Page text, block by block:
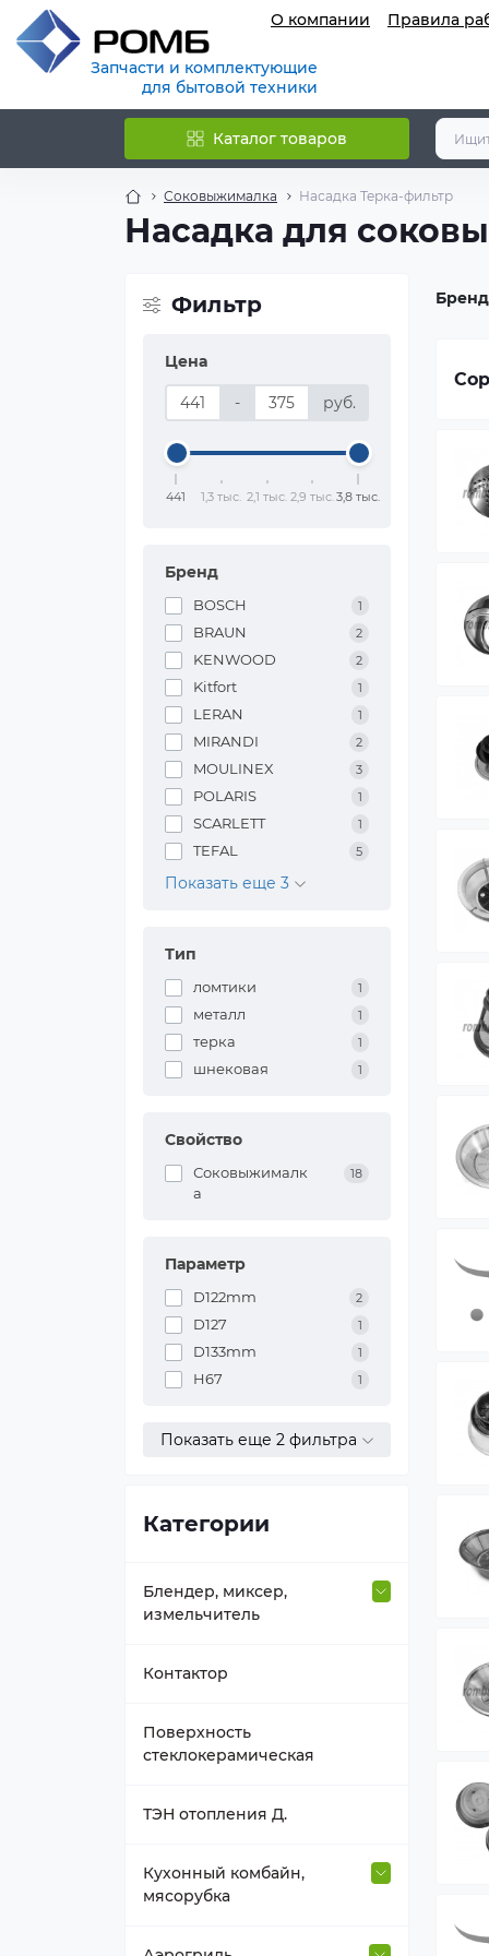
Запчасти и комплектующие
для бытовой техники
О компании Правила
Каталог товаров
Соковыжималка Насадка Терка-фильтр
Насадка для
Фильтр
Цена
- руб.
441 1,3 тыс. 2,1 тыс. 2,9 тыс.3,8 тыс.
Бренд
BOSCH 1
BRAUN 2
KENWOOD 2
Kitfort 1
LERAN 1
MIRANDI 2
MOULINEX 3
POLARIS 1
SCARLETT 1
TEFAL 5
Показать еще 3
Тип
ломтики 1
металл 1
терка 1
шнековая 1
Свойство
Соковыжималк
а
18
Параметр
D122mm 2
D127 1
D133mm 1
H67 1
Показать еще 2 фильтра
Категории
Блендер, миксер,
измельчитель
Втулка вала
Держатель насадок
Нож к блендеру
Контактор
Поверхность
стеклокерамическая
ТЭН отопления Д.
Кухонный комбайн,
мясорубка
Бренд